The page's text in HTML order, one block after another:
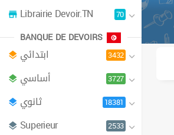
Librairie Devoir.TN 70
BANQUE DE DEVOIRS
ابتدائي 3432
أساسي 3727
ثانوي 18381
Superieur 2533